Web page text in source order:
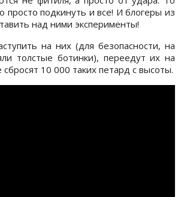
просто подкинуть и все! И блогеры из
над ними эксперименты!
на них (для безопасности, на
толстые ботинки), переедут их на
сбросят 10 000 таких петард с высоты.